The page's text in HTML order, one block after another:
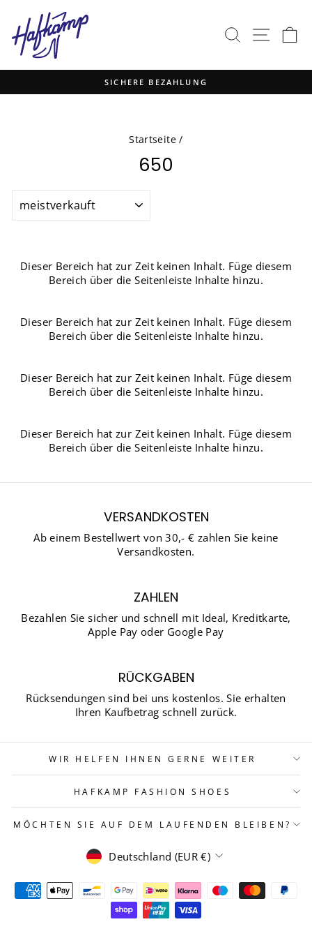
Inhalt
SUCHE
Pause
SICHERE BEZAHLUNG
Startseite /
650
SORTIEREN
Dieser Bereich hat zur Zeit keinen Inhalt. Füge diesem
Bereich über die Seitenleiste Inhalte hinzu.
Dieser Bereich hat zur Zeit keinen Inhalt. Füge diesem
Bereich über die Seitenleiste Inhalte hinzu.
Dieser Bereich hat zur Zeit keinen Inhalt. Füge diesem
Bereich über die Seitenleiste Inhalte hinzu.
Dieser Bereich hat zur Zeit keinen Inhalt. Füge diesem
Bereich über die Seitenleiste Inhalte hinzu.
VERSANDKOSTEN
Ab einem Bestellwert von 30,- € zahlen Sie keine
Versandkosten.
ZAHLEN
Bezahlen Sie sicher und schnell mit Ideal, Kreditkarte,
Apple Pay oder Google Pay
RÜCKGABEN
Rücksendungen sind bei uns kostenlos. Sie erhalten
Ihren Kaufbetrag schnell zurück.
WIR HELFEN IHNEN GERNE WEITER
HAFKAMP FASHION SHOES
MÖCHTEN SIE AUF DEM LAUFENDEN BLEIBEN?
WÄHRUNG
Deutschland (EUR €)